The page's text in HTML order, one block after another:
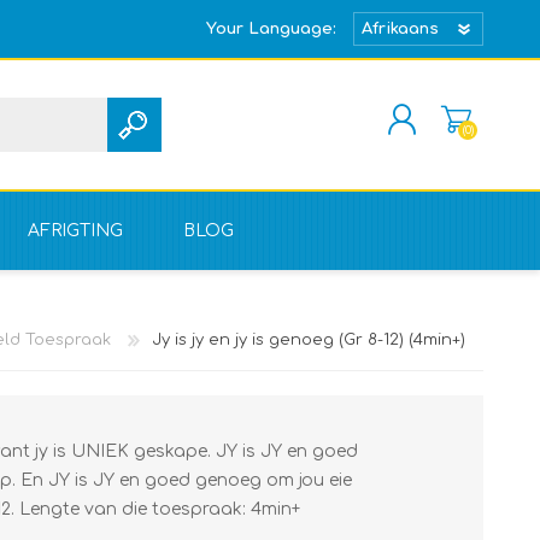
Your Language:
REGISTREER
TEKEN IN
(0)
AFRIGTING BLOG
Toespraak Jy is jy en jy is genoeg (Gr 8-12) (4min+)
jy is UNIEK geskape. JY is JY en goed
En JY is JY en goed genoeg om jou eie
Lengte van die toespraak: 4min+